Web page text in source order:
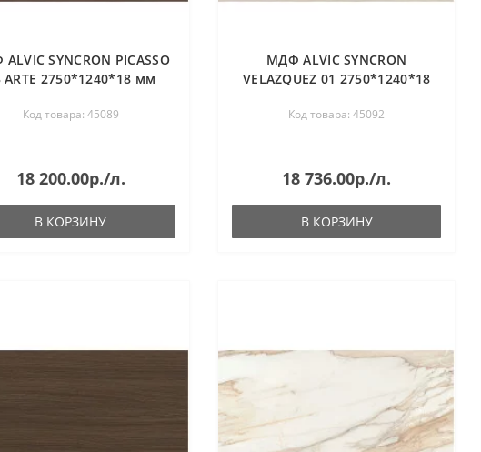
SYNCRON PICASSO
ARTE 2750*1240*18 мм
Код товара: 45089
18 200.00р./л.
В КОРЗИНУ
МДФ ALVIC SYNCRON
VELAZQUEZ 01 2750*1240*18
Код товара: 45092
18 736.00р./л.
В КОРЗИНУ